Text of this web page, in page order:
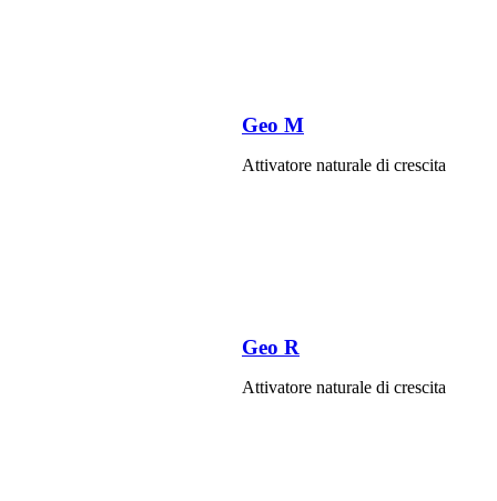
Geo M
Attivatore naturale di crescita
Geo R
Attivatore naturale di crescita